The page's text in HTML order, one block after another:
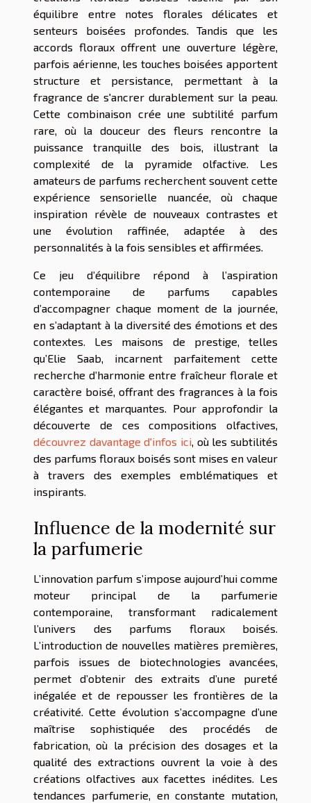
équilibre entre notes florales délicates et
senteurs boisées profondes. Tandis que les
accords floraux offrent une ouverture légère,
parfois aérienne, les touches boisées apportent
structure et persistance, permettant à la
fragrance de s'ancrer durablement sur la peau.
Cette combinaison crée une subtilité parfum
rare, où la douceur des fleurs rencontre la
puissance tranquille des bois, illustrant la
complexité de la pyramide olfactive. Les
amateurs de parfums recherchent souvent cette
expérience sensorielle nuancée, où chaque
inspiration révèle de nouveaux contrastes et
une évolution raffinée, adaptée à des
personnalités à la fois sensibles et affirmées.
Ce jeu d’équilibre répond à l’aspiration
contemporaine de parfums capables
d’accompagner chaque moment de la journée,
en s’adaptant à la diversité des émotions et des
contextes. Les maisons de prestige, telles
qu’Elie Saab, incarnent parfaitement cette
recherche d’harmonie entre fraîcheur florale et
caractère boisé, offrant des fragrances à la fois
élégantes et marquantes. Pour approfondir la
découverte de ces compositions olfactives,
découvrez davantage d'infos ici, où les subtilités
des parfums floraux boisés sont mises en valeur
à travers des exemples emblématiques et
inspirants.
Influence de la modernité sur
la parfumerie
L’innovation parfum s’impose aujourd’hui comme
moteur principal de la parfumerie
contemporaine, transformant radicalement
l’univers des parfums floraux boisés.
L’introduction de nouvelles matières premières,
parfois issues de biotechnologies avancées,
permet d’obtenir des extraits d’une pureté
inégalée et de repousser les frontières de la
créativité. Cette évolution s’accompagne d’une
maîtrise sophistiquée des procédés de
fabrication, où la précision des dosages et la
qualité des extractions ouvrent la voie à des
créations olfactives aux facettes inédites. Les
tendances parfumerie, en constante mutation,